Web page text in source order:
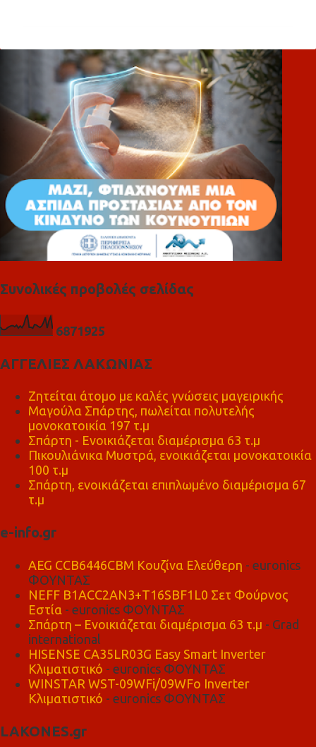
λ
Συνολικές προβολές σελίδας
6871925
ΑΓΓΕΛΙΕΣ ΛΑΚΩΝΙΑΣ
Ζητείται άτομο με καλές γνώσεις μαγειρικής
Μαγούλα Σπάρτης, πωλείται πολυτελής
μονοκατοικία 197 τ.μ
Σπάρτη - Ενοικιάζεται διαμέρισμα 63 τ.μ
Πικουλιάνικα Μυστρά, ενοικιάζεται μονοκατοικία
100 τ.μ
Σπάρτη, ενοικιάζεται επιπλωμένο διαμέρισμα 67
τ.μ
e-info.gr
AEG CCB6446CBM Κουζίνα Ελεύθερη - euronics
ΦΟΥΝΤΑΣ
NEFF B1ACC2AN3+T16SBF1L0 Σετ Φούρνος
Εστία - euronics ΦΟΥΝΤΑΣ
Σπάρτη – Ενοικιάζεται διαμέρισμα 63 τ.μ - Grad
international
HISENSE CA35LR03G Easy Smart Inverter
Κλιματιστικό - euronics ΦΟΥΝΤΑΣ
WINSTAR WST-09WFi/09WFo Inverter
Κλιματιστικό - euronics ΦΟΥΝΤΑΣ
LAKONES.gr